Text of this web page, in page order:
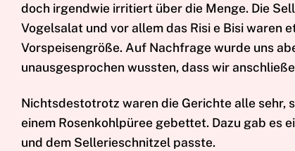
doch irgendwie irritiert über die Menge. Die
Vogelsalat und vor allem das Risi e Bisi waren
Vorspeisengröße. Auf Nachfrage wurde uns
unausgesprochen wussten, dass wir
Nichtsdestotrotz waren die Gerichte alle sehr,
einem Rosenkohlpüree gebettet. Dazu gab es
und dem Sellerieschnitzel passte.